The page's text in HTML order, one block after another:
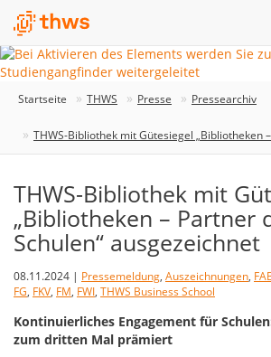
Startseite THWS Presse Pressearchiv
THWS-Bibliothek mit Gütesiegel „Bibliotheken
THWS-Bibliothek mit
„Bibliotheken – Partner
Schulen“ ausgezeichnet
08.11.2024 | Pressemeldung, Auszeichnungen,
FG, FKV, FM, FWI, THWS Business School
Kontinuierliches Engagement für
zum dritten Mal prämiert